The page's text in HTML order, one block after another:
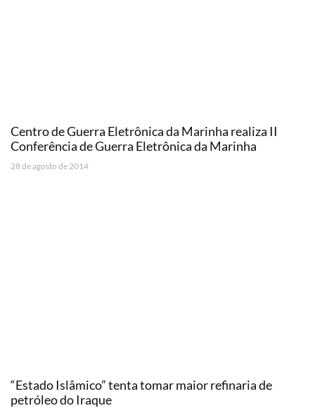
Centro de Guerra Eletrônica da Marinha realiza II
Conferência de Guerra Eletrônica da Marinha
28 de agosto de 2014
“Estado Islâmico” tenta tomar maior refinaria de
petróleo do Iraque